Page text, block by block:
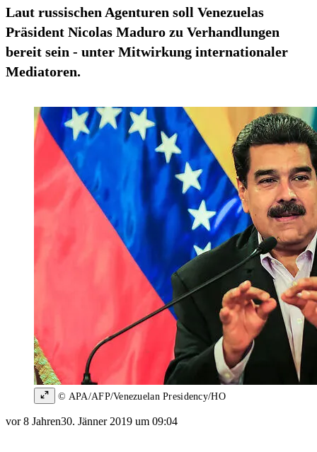
Laut russischen Agenturen soll Venezuelas
Präsident Nicolas Maduro zu Verhandlungen
bereit sein - unter Mitwirkung internationaler
Mediatoren.
© APA/AFP/Venezuelan Presidency/HO
vor 8 Jahren30. Jänner 2019 um 09:04